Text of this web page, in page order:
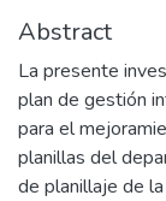
Abstract
La presente
plan de gestión
para el
planillas del
de planillaje de